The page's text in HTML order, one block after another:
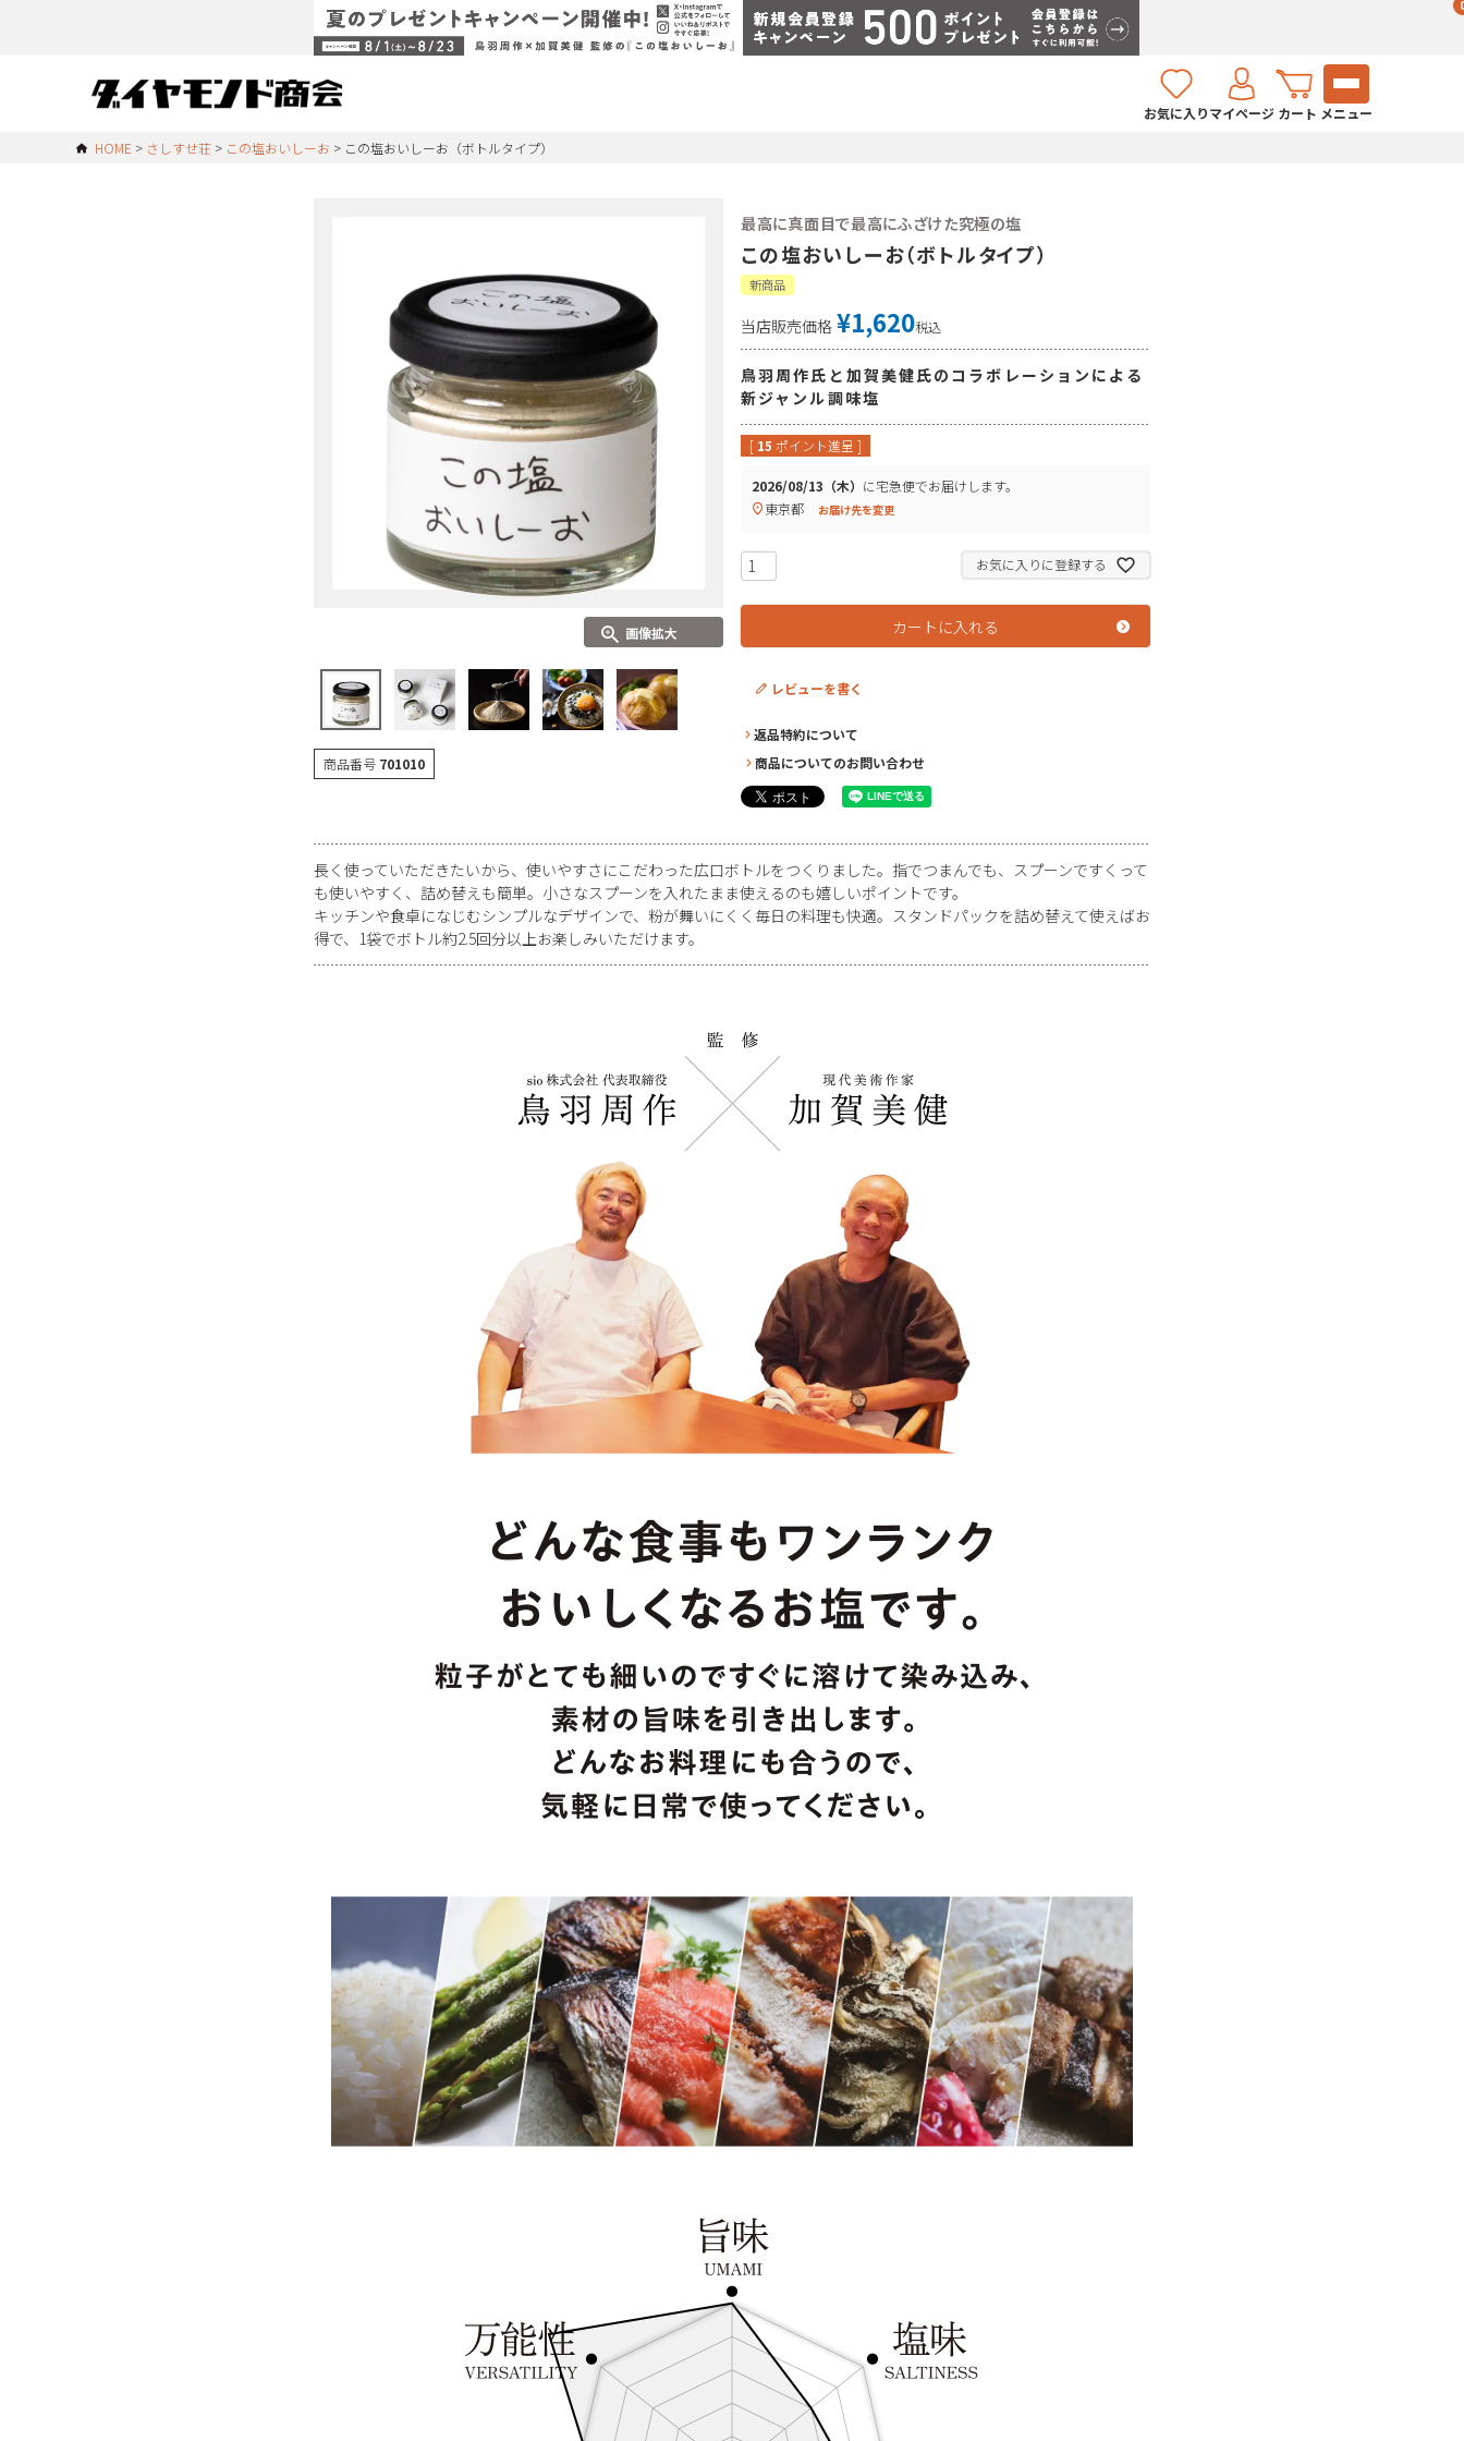
お気に入りマイページ カート メニュー
HOME
さしすせ荘 この塩おいしーお この塩おいしーお（ボトルタイプ）
画像拡大
商品番号 701010
最高に真面目で最高にふざけた究極の塩
この塩おいしーお（ボトルタイプ）
新商品
当店販売価格 ¥1,620税込
鳥羽周作氏と加賀美健氏のコラボレーションによる
新ジャンル調味塩
[ 15 ポイント進呈 ]
2026/08/13（木） に宅急便でお届けします。
東京都
お届け先を変更
お気に入りに登録する
カートに入れる
レビューを書く
返品特約について
商品についてのお問い合わせ
長く使っていただきたいから、使いやすさにこだわった広口ボトルをつくりました。指でつまんでも、スプーンですくって
も使いやすく、詰め替えも簡単。小さなスプーンを入れたまま使えるのも嬉しいポイントです。
キッチンや食卓になじむシンプルなデザインで、粉が舞いにくく毎日の料理も快適。スタンドパックを詰め替えて使えばお
得で、1袋でボトル約2.5回分以上お楽しみいただけます。